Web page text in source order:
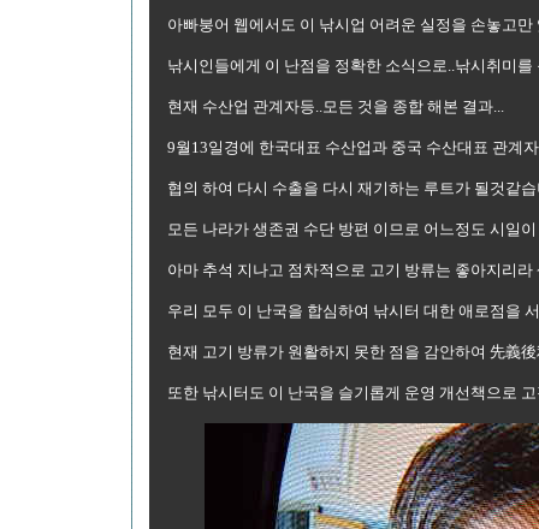
아빠붕어 웹에서도 이 낚시업 어려운 실정을 손놓고
낚시인들에게 이 난점을 정확한 소식으로..낚시취미
현재 수산업 관계자등..모든 것을 종합 해본 결과...
9월13일경에 한국대표 수산업과 중국 수산대표 관계
협의 하여 다시 수출을 다시 재기하는 루트가 될것같
모든 나라가 생존권 수단 방편 이므로 어느정도 시일
아마 추석 지나고 점차적으로 고기 방류는 좋아지리라
우리 모두 이 난국을 합심하여 낚시터 대한 애로점을
현재 고기 방류가 원활하지 못한 점을 감안하여 先義
또한 낚시터도 이 난국을 슬기롭게 운영 개선책으로